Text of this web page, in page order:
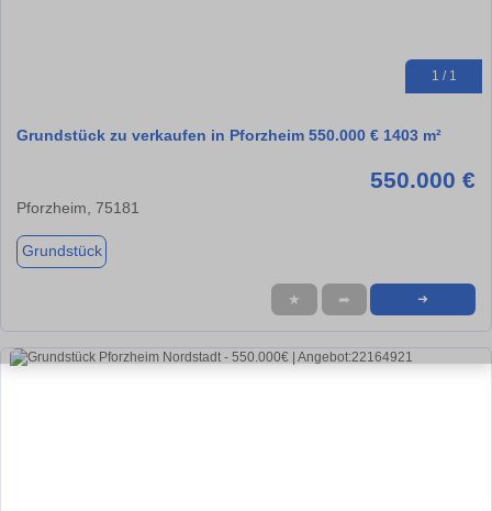
1 / 1
Grundstück zu verkaufen in Pforzheim 550.000 € 1403 m²
550.000 €
Pforzheim, 75181
Grundstück
★ ➦ ➜